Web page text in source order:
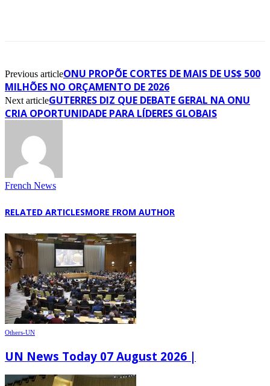
Previous articleONU PROPÕE CORTES DE MAIS DE US$ 500
MILHÕES NO ORÇAMENTO DE 2026
Next articleGUTERRES DIZ QUE DEBATE GERAL NA ONU
CRIA OPORTUNIDADE PARA LÍDERES GLOBAIS
French News
RELATED ARTICLESMORE FROM AUTHOR
Others-UN
UN News Today 07 August 2026 |